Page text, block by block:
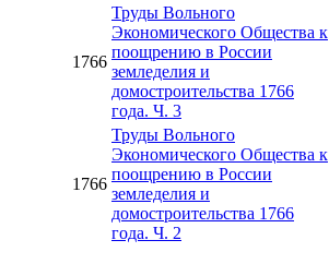
1766
Труды Вольного
Экономического Общества к
поощрению в России
земледелия и
домостроительства 1766
года. Ч. 3
1766
Труды Вольного
Экономического Общества к
поощрению в России
земледелия и
домостроительства 1766
года. Ч. 2